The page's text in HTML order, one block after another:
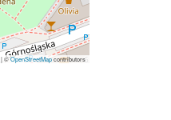
|©OpenStreetMapcontributors